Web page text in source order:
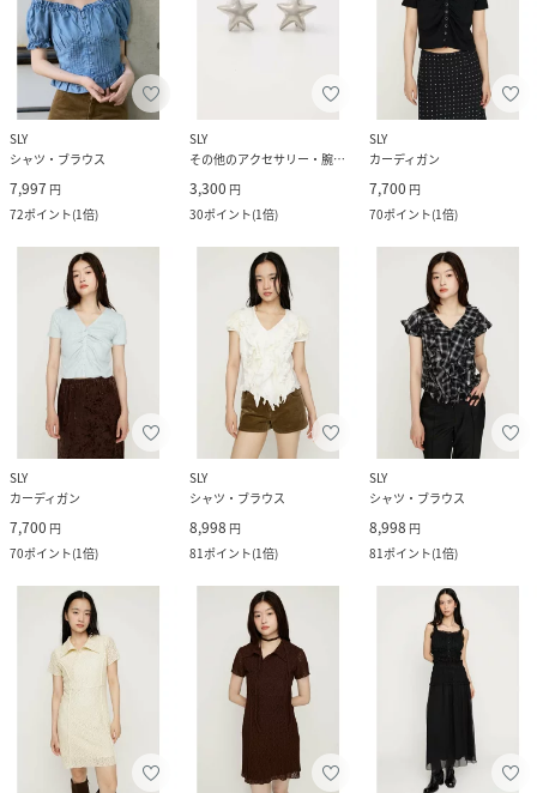
SLY
シャツ・ブラウス
7,997 円
72ポイント(1倍)
SLY
その他のアクセサリー・腕時計
3,300 円
30ポイント(1倍)
SLY
カーディガン
7,700 円
70ポイント(1倍)
SLY
カーディガン
7,700 円
70ポイント(1倍)
SLY
シャツ・ブラウス
8,998 円
81ポイント(1倍)
SLY
シャツ・ブラウス
8,998 円
81ポイント(1倍)